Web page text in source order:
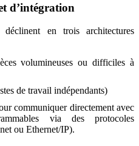
d’intégration
déclinent en trois architectures
volumineuses ou difficiles à
de travail indépendants)
communiquer directement avec
via des protocoles
ou Ethernet/IP).